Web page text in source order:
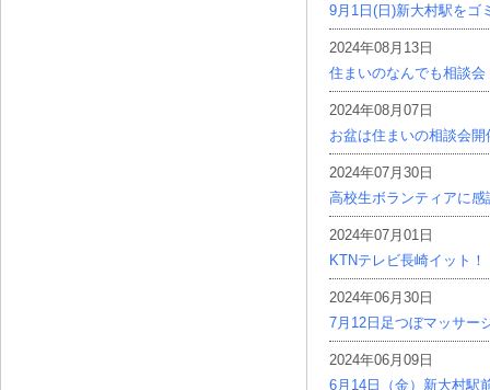
9月1日(日)新大村駅をゴ
2024年08月13日
住まいのなんでも相談会
2024年08月07日
お盆は住まいの相談会開
2024年07月30日
高校生ボランティアに感
2024年07月01日
KTNテレビ長崎イット！
2024年06月30日
7月12日足つぼマッサー
2024年06月09日
6月14日（金）新大村駅